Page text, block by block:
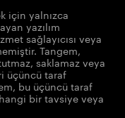
için yalnızca
yazılım
sağlayıcısı veya
Tangem,
saklamaz veya
üçüncü taraf
bu üçüncü taraf
bir tavsiye veya